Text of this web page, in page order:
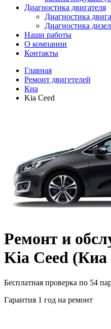
Диагностика двигателя
Диагностика
Диагностика
Наши работы
О компании
Контакты
Главная
Ремонт двигетелей
Киа
Kia Ceed
Ремонт и
Kia Ceed (Киа
Бесплатная проверка по 54
Гарантия 1 год на ремонт